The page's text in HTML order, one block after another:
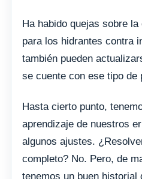
Ha habido quejas sobre
para los hidrantes contra
también pueden
se cuente con ese tipo de
Hasta cierto punto,
aprendizaje de nuestros
algunos ajustes.
completo? No. Pero, de
tenemos un buen historial